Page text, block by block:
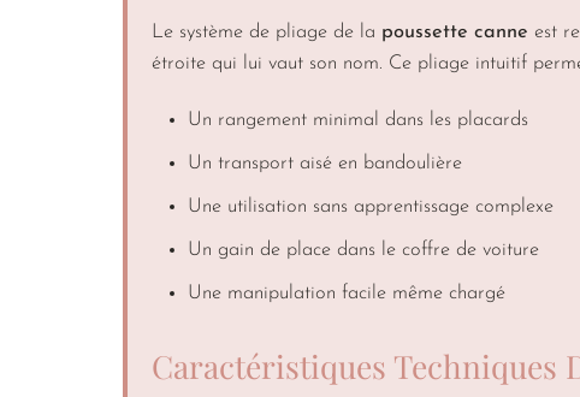
Le système de pliage de la poussette canne est
étroite qui lui vaut son nom. Ce pliage intuitif
Un rangement minimal dans les placards
Un transport aisé en bandoulière
Une utilisation sans apprentissage complexe
Un gain de place dans le coffre de voiture
Une manipulation facile même chargé
Caractéristiques Techniques